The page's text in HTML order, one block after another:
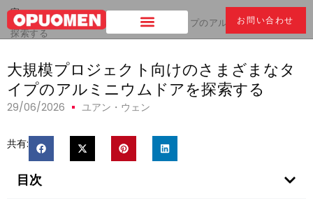
お問い合わせ
家 >
大規模プロジェクト向けのさまざまなタイプのアルミニウムドアを
探索する
大規模プロジェクト向けのさまざまなタ
イプのアルミニウムドアを探索する
29/06/2026 ユアン・ウェン
共有:
目次